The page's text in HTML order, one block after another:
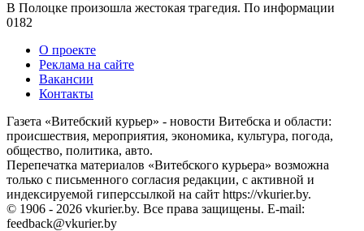
В Полоцке произошла жестокая трагедия. По информации
0182
О проекте
Реклама на сайте
Вакансии
Контакты
Газета «Витебский курьер» - новости Витебска и области:
происшествия, мероприятия, экономика, культура, погода,
общество, политика, авто.
Перепечатка материалов «Витебского курьера» возможна
только с письменного согласия редакции, с активной и
индексируемой гиперссылкой на сайт https://vkurier.by.
© 1906 - 2026 vkurier.by. Все права защищены. E-mail:
feedback@vkurier.by